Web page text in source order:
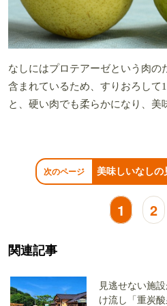
なしにはプロテアーゼという肉の
含まれているため、すりおろして
と、硬い肉でも柔らかになり、美
次のページ 美味しいなしの
1 2
関連記事
見逃せない施
け流し「重炭